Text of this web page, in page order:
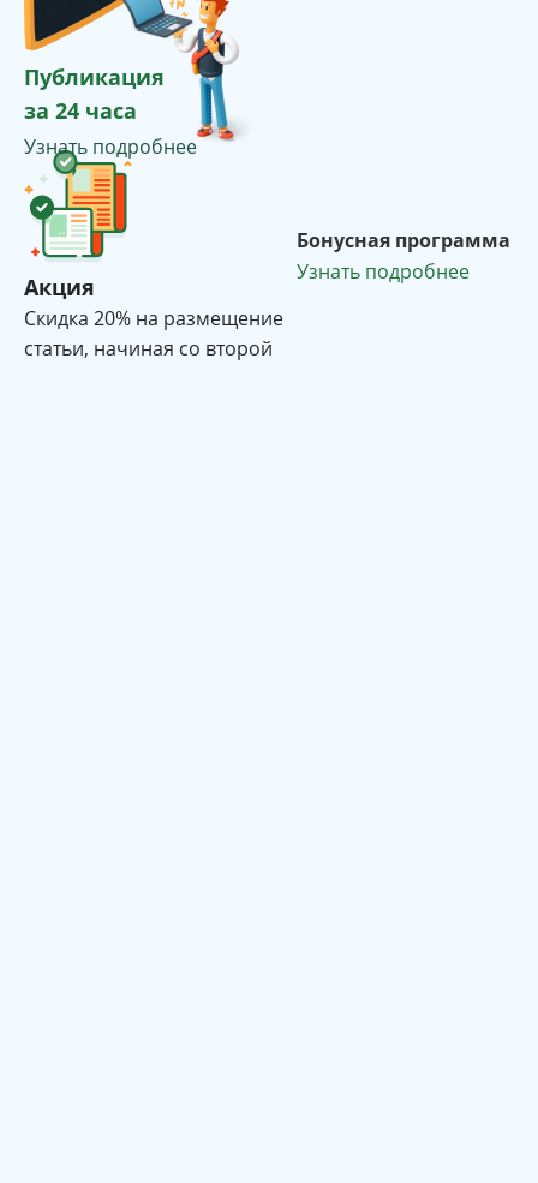
Публикация
за 24 часа
Узнать подробнее
Акция
Cкидка 20% на размещение
статьи, начиная со второй
Бонусная программа
Узнать подробнее